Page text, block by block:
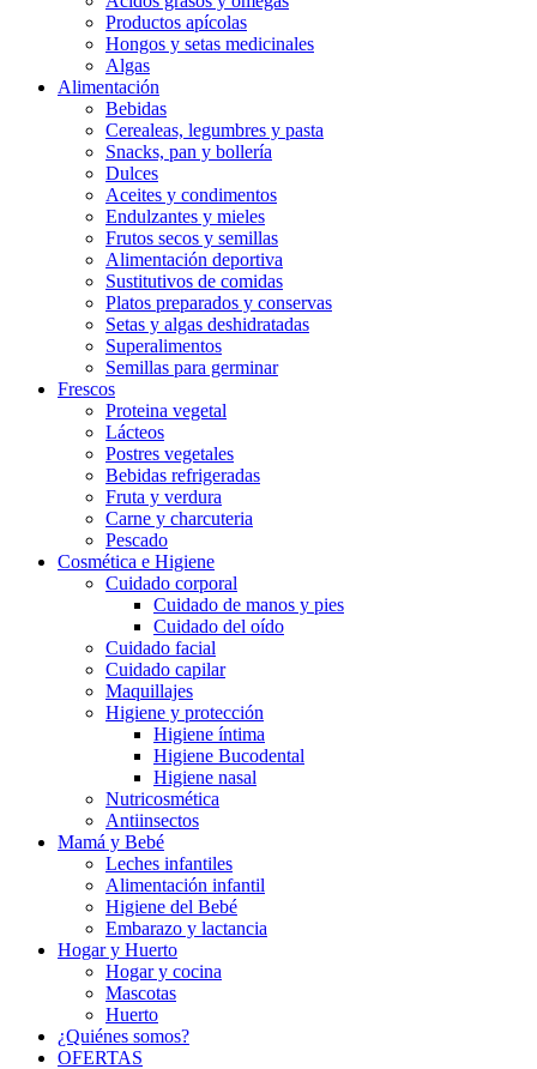
Productos apícolas
Hongos y setas medicinales
Algas
Alimentación
Bebidas
Cerealeas, legumbres y pasta
Snacks, pan y bollería
Dulces
Aceites y condimentos
Endulzantes y mieles
Frutos secos y semillas
Alimentación deportiva
Sustitutivos de comidas
Platos preparados y conservas
Setas y algas deshidratadas
Superalimentos
Semillas para germinar
Frescos
Proteina vegetal
Lácteos
Postres vegetales
Bebidas refrigeradas
Fruta y verdura
Carne y charcuteria
Pescado
Cosmética e Higiene
Cuidado corporal
Cuidado de manos y pies
Cuidado del oído
Cuidado facial
Cuidado capilar
Maquillajes
Higiene y protección
Higiene íntima
Higiene Bucodental
Higiene nasal
Nutricosmética
Antiinsectos
Mamá y Bebé
Leches infantiles
Alimentación infantil
Higiene del Bebé
Embarazo y lactancia
Hogar y Huerto
Hogar y cocina
Mascotas
Huerto
¿Quiénes somos?
OFERTAS